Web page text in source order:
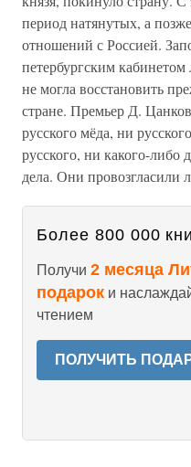
период натянутых, а
отношений с Россией.
петербургским
не могла восстановить
стране. Премьер Д.
русского мёда, ни
русского, ни какого-либо
дела. Они провозгласили
Более 800 000
Получи 2 месяца
подарок и
чтением
ПОЛУЧИТЬ